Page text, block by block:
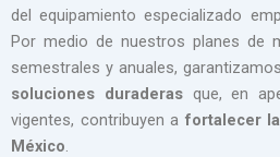
del equipamiento especializado
Por medio de nuestros planes de
semestrales y anuales, garantizamos
soluciones duraderasque, en
vigentes, contribuyen a fortalecer
México.